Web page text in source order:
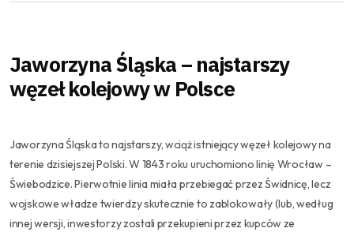
Jaworzyna Śląska – najstarszy
węzeł kolejowy w Polsce
Jaworzyna Śląska to najstarszy, wciąż istniejący węzeł kolejowy na
terenie dzisiejszej Polski. W 1843 roku uruchomiono linię Wrocław –
Świebodzice. Pierwotnie linia miała przebiegać przez Świdnicę, lecz
wojskowe władze twierdzy skutecznie to zablokowały (lub, według
innej wersji, inwestorzy zostali przekupieni przez kupców ze